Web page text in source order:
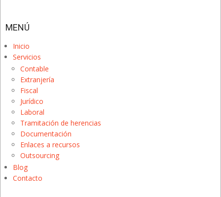
MENÚ
Inicio
Servicios
Contable
Extranjería
Fiscal
Jurídico
Laboral
Tramitación de herencias
Documentación
Enlaces a recursos
Outsourcing
Blog
Contacto